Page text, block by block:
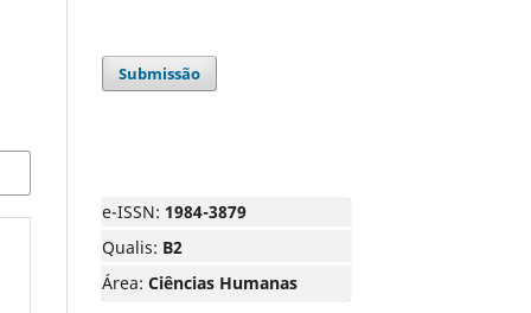
Submissão
e-ISSN: 1984-3879
Qualis: B2
Área: Ciências Humanas